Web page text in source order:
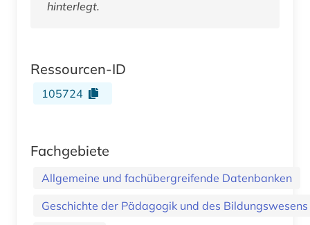
hinterlegt.
Ressourcen-ID
105724
Fachgebiete
Allgemeine und fachübergreifende Datenbanken
Geschichte der Pädagogik und des Bildungswesens